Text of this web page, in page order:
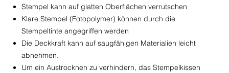
Stempel kann auf glatten Oberflächen verrutschen
Klare Stempel (Fotopolymer) können durch die
Stempeltinte angegriffen werden
Die Deckkraft kann auf saugfähigen Materialien leicht
abnehmen.
Um ein Austrocknen zu verhindern, das Stempelkissen